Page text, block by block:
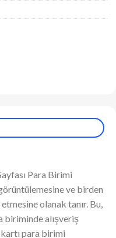
Para Birimi
ve birden
olanak tanır. Bu,
biriminde alışveriş
para birimi